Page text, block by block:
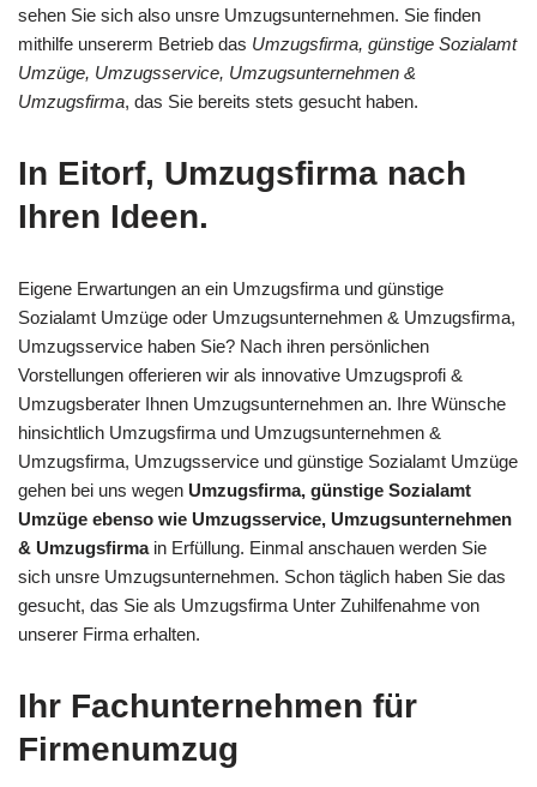
sehen Sie sich also unsre Umzugsunternehmen. Sie finden
mithilfe unsererm Betrieb das Umzugsfirma, günstige Sozialamt
Umzüge, Umzugsservice, Umzugsunternehmen &
Umzugsfirma, das Sie bereits stets gesucht haben.
In Eitorf, Umzugsfirma nach
Ihren Ideen.
Eigene Erwartungen an ein Umzugsfirma und günstige
Sozialamt Umzüge oder Umzugsunternehmen & Umzugsfirma,
Umzugsservice haben Sie? Nach ihren persönlichen
Vorstellungen offerieren wir als innovative Umzugsprofi &
Umzugsberater Ihnen Umzugsunternehmen an. Ihre Wünsche
hinsichtlich Umzugsfirma und Umzugsunternehmen &
Umzugsfirma, Umzugsservice und günstige Sozialamt Umzüge
gehen bei uns wegen Umzugsfirma, günstige Sozialamt
Umzüge ebenso wie Umzugsservice, Umzugsunternehmen
& Umzugsfirmain Erfüllung. Einmal anschauen werden Sie
sich unsre Umzugsunternehmen. Schon täglich haben Sie das
gesucht, das Sie als Umzugsfirma Unter Zuhilfenahme von
unserer Firma erhalten.
Ihr Fachunternehmen für
Firmenumzug